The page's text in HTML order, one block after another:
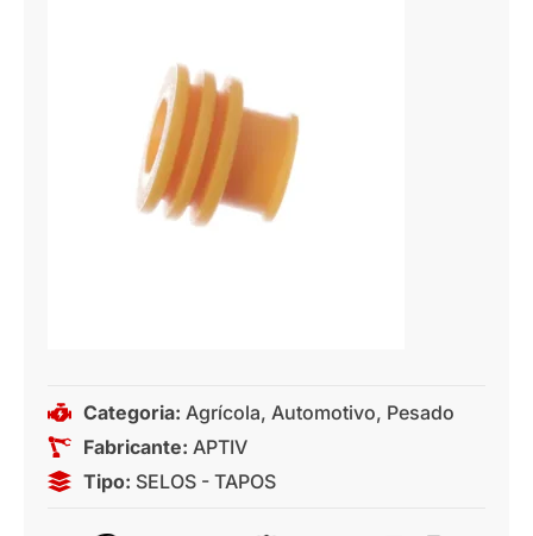
Categoria: Agrícola, Automotivo, Pesado
Fabricante: APTIV
Tipo: SELOS - TAPOS